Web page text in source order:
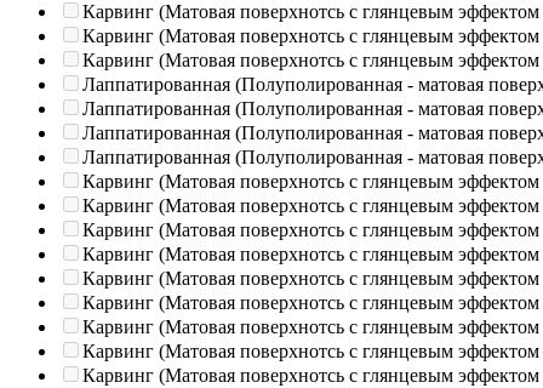
Карвинг (Матовая поверхнотсь с глянцевым эффектом
Карвинг (Матовая поверхнотсь с глянцевым эффектом
Карвинг (Матовая поверхнотсь с глянцевым эффектом
Лаппатированная (Полуполированная - матовая
Лаппатированная (Полуполированная - матовая
Лаппатированная (Полуполированная - матовая
Лаппатированная (Полуполированная - матовая
Карвинг (Матовая поверхнотсь с глянцевым эффектом
Карвинг (Матовая поверхнотсь с глянцевым эффектом
Карвинг (Матовая поверхнотсь с глянцевым эффектом
Карвинг (Матовая поверхнотсь с глянцевым эффектом
Карвинг (Матовая поверхнотсь с глянцевым эффектом
Карвинг (Матовая поверхнотсь с глянцевым эффектом
Карвинг (Матовая поверхнотсь с глянцевым эффектом
Карвинг (Матовая поверхнотсь с глянцевым эффектом
Карвинг (Матовая поверхнотсь с глянцевым эффектом